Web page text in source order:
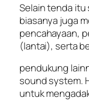
Selain tenda itu
biasanya juga
pencahayaan,
(lantai), serta
pendukung
sound system.
untuk